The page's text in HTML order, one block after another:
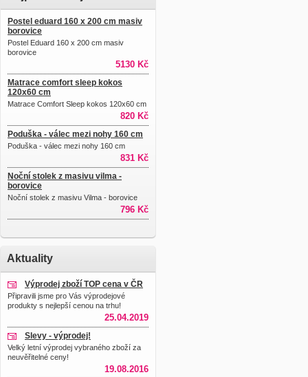
Postel eduard 160 x 200 cm masiv
borovice
Postel Eduard 160 x 200 cm masiv
borovice
5130 Kč
Matrace comfort sleep kokos
120x60 cm
Matrace Comfort Sleep kokos 120x60 cm
820 Kč
Poduška - válec mezi nohy 160 cm
Poduška - válec mezi nohy 160 cm
831 Kč
Noční stolek z masivu vilma -
borovice
Noční stolek z masivu Vilma - borovice
796 Kč
Aktuality
Výprodej zboží TOP cena v ČR
Připravili jsme pro Vás výprodejové
produkty s nejlepší cenou na trhu!
25.04.2019
Slevy - výprodej!
Velký letní výprodej vybraného zboží za
neuvěřitelné ceny!
19.08.2016